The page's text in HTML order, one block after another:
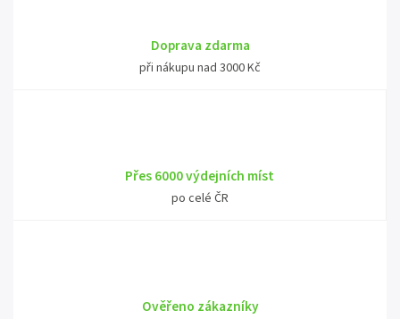
Doprava zdarma
při nákupu nad 3000 Kč
Přes 6000 výdejních míst
po celé ČR
Ověřeno zákazníky